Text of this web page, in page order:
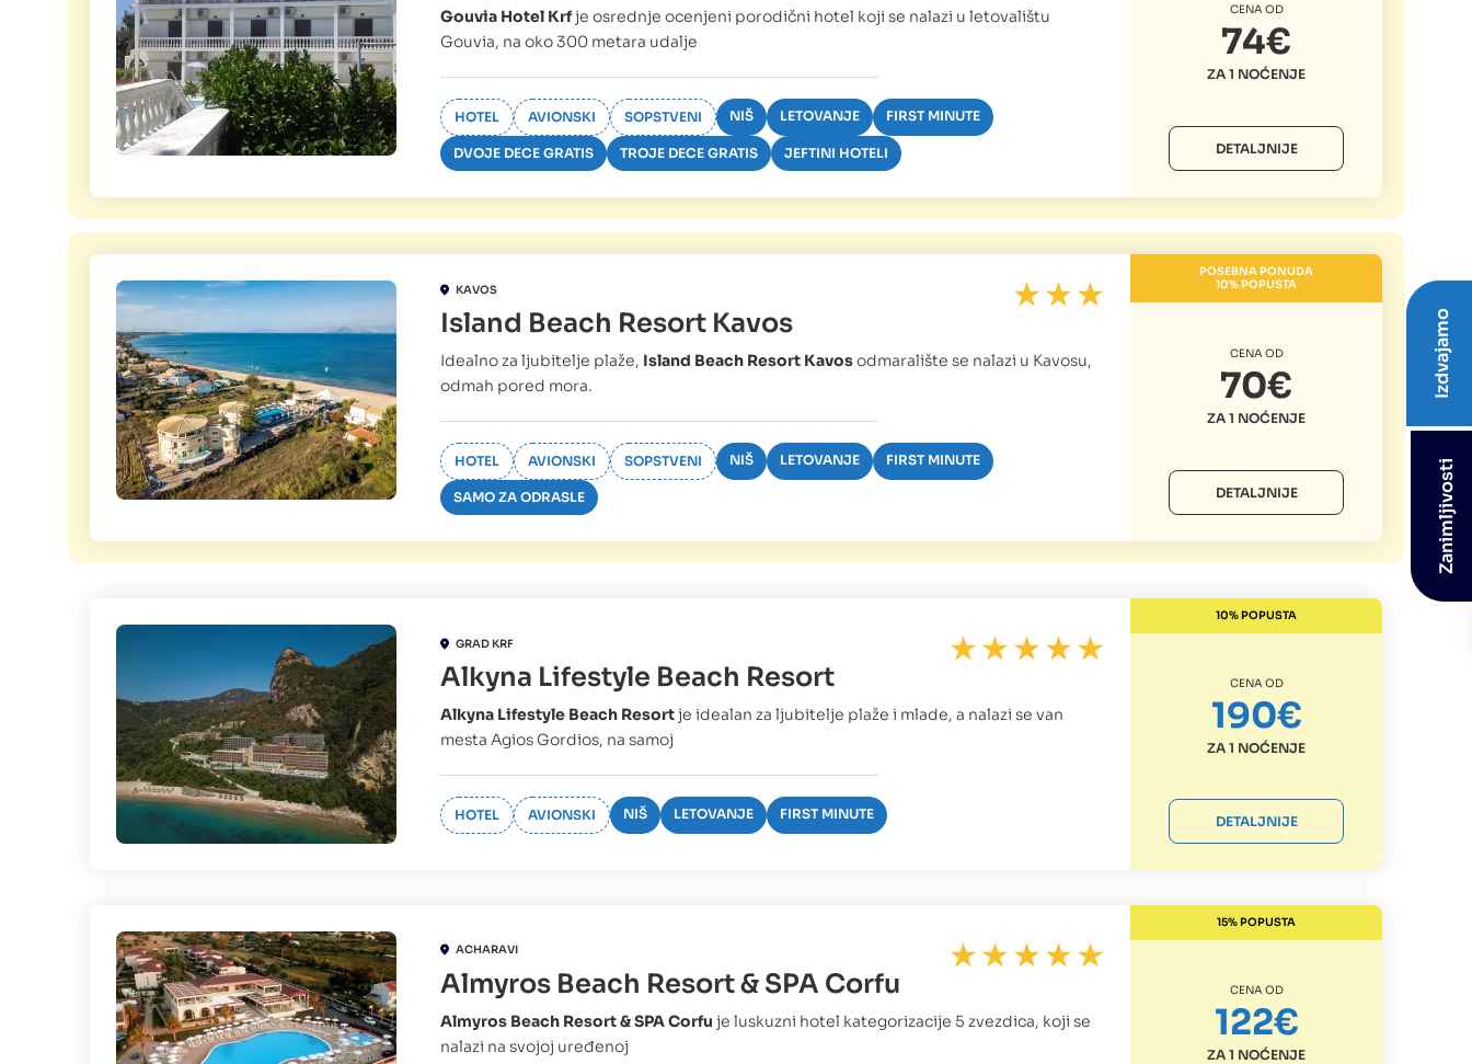
Gouvia Hotel Krfje osrednje ocenjeni porodični hotel koji se nalazi u letovalištu
Gouvia, na oko 300 metara udalje
HOTEL AVIONSKI SOPSTVENI NIŠ LETOVANJE FIRST MINUTE
DVOJE DECE GRATIS TROJE DECE GRATIS JEFTINI HOTELI
CENA OD
74€
ZA 1 NOĆENJE
DETALJNIJE
KAVOS
Island Beach Resort Kavos
Idealno za ljubitelje plaže, Island Beach Resort Kavosodmaralište se nalazi u Kavosu,
odmah pored mora.
HOTEL AVIONSKI SOPSTVENI NIŠ LETOVANJE FIRST MINUTE
SAMO ZA ODRASLE
POSEBNA PONUDA
10% POPUSTA
CENA OD
70€
ZA 1 NOĆENJE
DETALJNIJE
GRAD KRF
Alkyna Lifestyle Beach Resort
Alkyna Lifestyle Beach Resortje idealan za ljubitelje plaže i mlade, a nalazi se van
mesta Agios Gordios, na samoj
HOTEL AVIONSKI NIŠ LETOVANJE FIRST MINUTE
10% POPUSTA
CENA OD
190€
ZA 1 NOĆENJE
DETALJNIJE
ACHARAVI
Almyros Beach Resort & SPA Corfu
Almyros Beach Resort & SPA Corfu je luskuzni hotel kategorizacije 5 zvezdica, koji se
nalazi na svojoj uređenoj
15% POPUSTA
CENA OD
122€
ZA 1 NOĆENJE
Izdvajamo
Zanimljivosti